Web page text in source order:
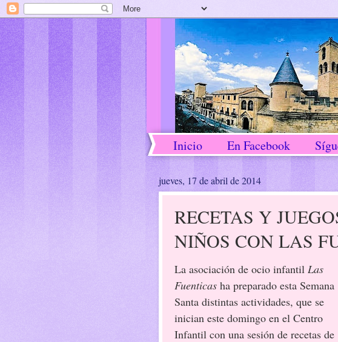
Inicio En Facebook
jueves, 17 de abril de 2014
RECETAS Y
NIÑOS CON LAS
La asociación de ocio infantil Las
Fuenticas ha preparado esta Semana
Santa distintas actividades, que se
inician este domingo en el Centro
Infantil con una sesión de recetas de